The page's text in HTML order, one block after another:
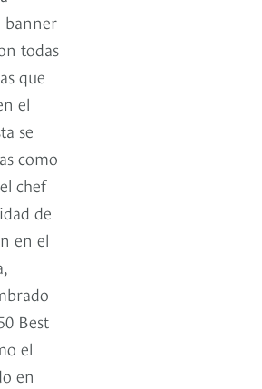
banner
todas
que
el
se
como
chef
de
en el
Best
el
en